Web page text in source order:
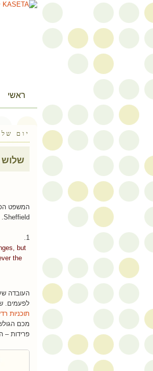
ראשי
יום
שלוש
המשפט
Sheffield.
1.
but
the
העובדה
לפעמים.
תוכניות
מכם
פרידות –